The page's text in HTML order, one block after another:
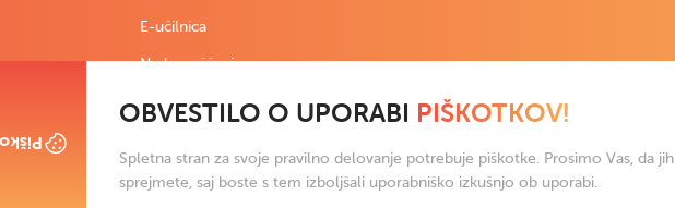
E-učilnica
Nadomeščanja
OBVESTILO O UPORABI PIŠKOTKOV!
Spletna stran za svoje pravilno delovanje potrebuje piškotke. Prosimo Vas, da jih
sprejmete, saj boste s tem izboljšali uporabniško izkušnjo ob uporabi.